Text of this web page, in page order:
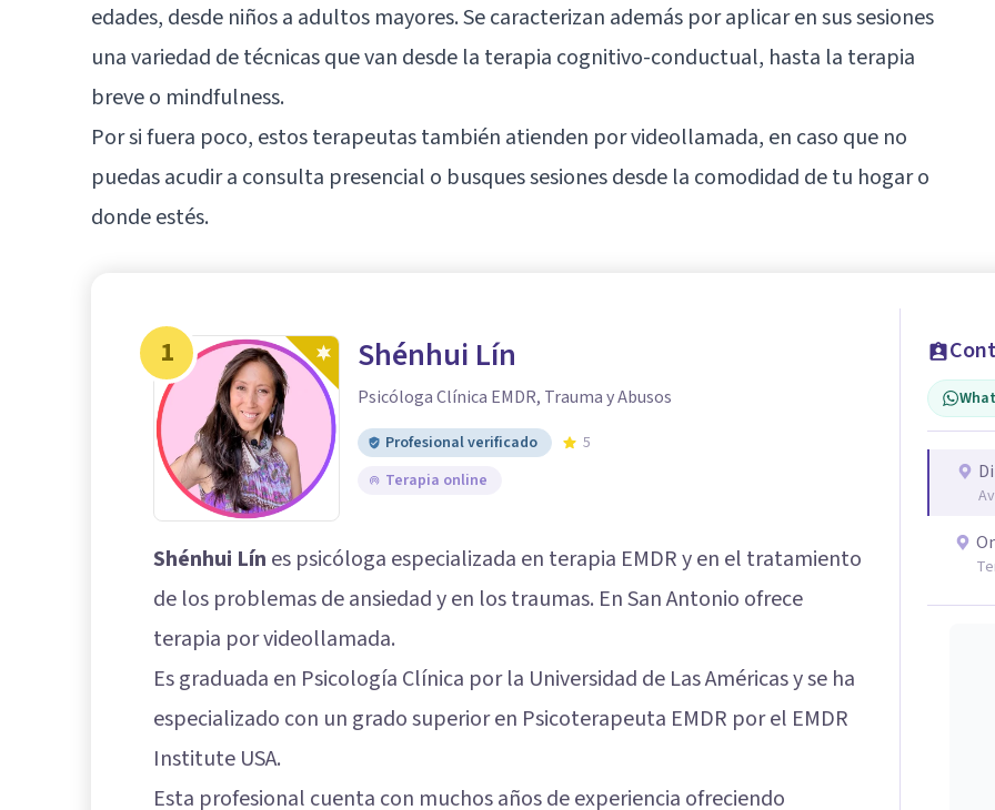
edades, desde niños a adultos mayores. Se caracterizan además por aplicar en sus sesiones
una variedad de técnicas que van desde la terapia cognitivo-conductual, hasta la terapia
breve o mindfulness.
Por si fuera poco, estos terapeutas también atienden por videollamada, en caso que no
puedas acudir a consulta presencial o busques sesiones desde la comodidad de tu hogar o
donde estés.
1 Shénhui Lín
Psicóloga Clínica EMDR, Trauma y Abusos
Profesional verificado
5
Terapia online
Shénhui Lín es psicóloga especializada en terapia EMDR y en el tratamiento
de los problemas de ansiedad y en los traumas. En San Antonio ofrece
terapia por videollamada.
Es graduada en Psicología Clínica por la Universidad de Las Américas y se ha
especializado con un grado superior en Psicoterapeuta EMDR por el EMDR
Institute USA.
Esta profesional cuenta con muchos años de experiencia ofreciendo